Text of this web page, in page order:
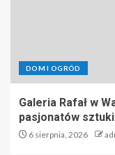
DOM I OGRÓD
Galeria Rafał w
pasjonatów
6 sierpnia, 2026